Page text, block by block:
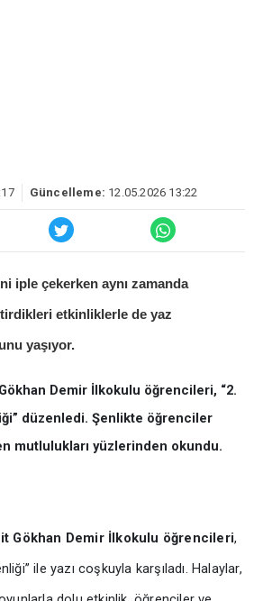
Güncelleme: 12.05.2026 13:22
iple çekerken aynı zamanda
etkinliklerle de yaz
yaşıyor.
Demir İlkokulu öğrencileri, “2.
düzenledi. Şenlikte öğrenciler
mutlulukları yüzlerinden okundu.
Gökhan Demir İlkokulu öğrencileri,
ile yazı coşkuyla karşıladı. Halaylar,